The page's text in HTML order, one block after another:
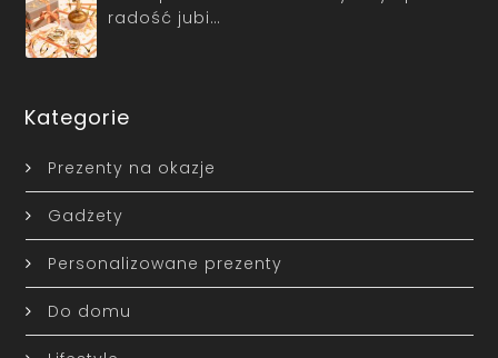
radość jubi…
Kategorie
Prezenty na okazje
Gadżety
Personalizowane prezenty
Do domu